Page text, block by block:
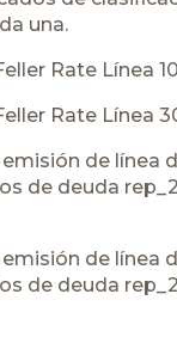
una.
Rate Línea
Rate Línea
de línea
de deuda
de línea
de deuda